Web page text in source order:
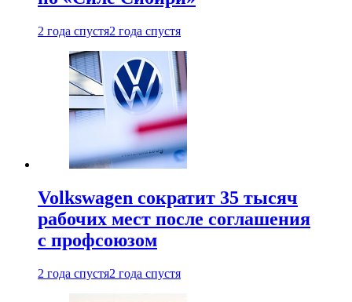
2 года спустя2 года спустя
Volkswagen сократит 35 тысяч
рабочих мест после соглашения
с профсоюзом
2 года спустя2 года спустя